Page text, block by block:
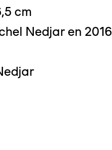
: Michel Bourguet
cm
Nedjar en 2016